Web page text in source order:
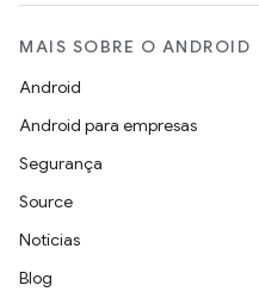
MAIS SOBRE O ANDROID
Android
Android para empresas
Segurança
Source
Notícias
Blog